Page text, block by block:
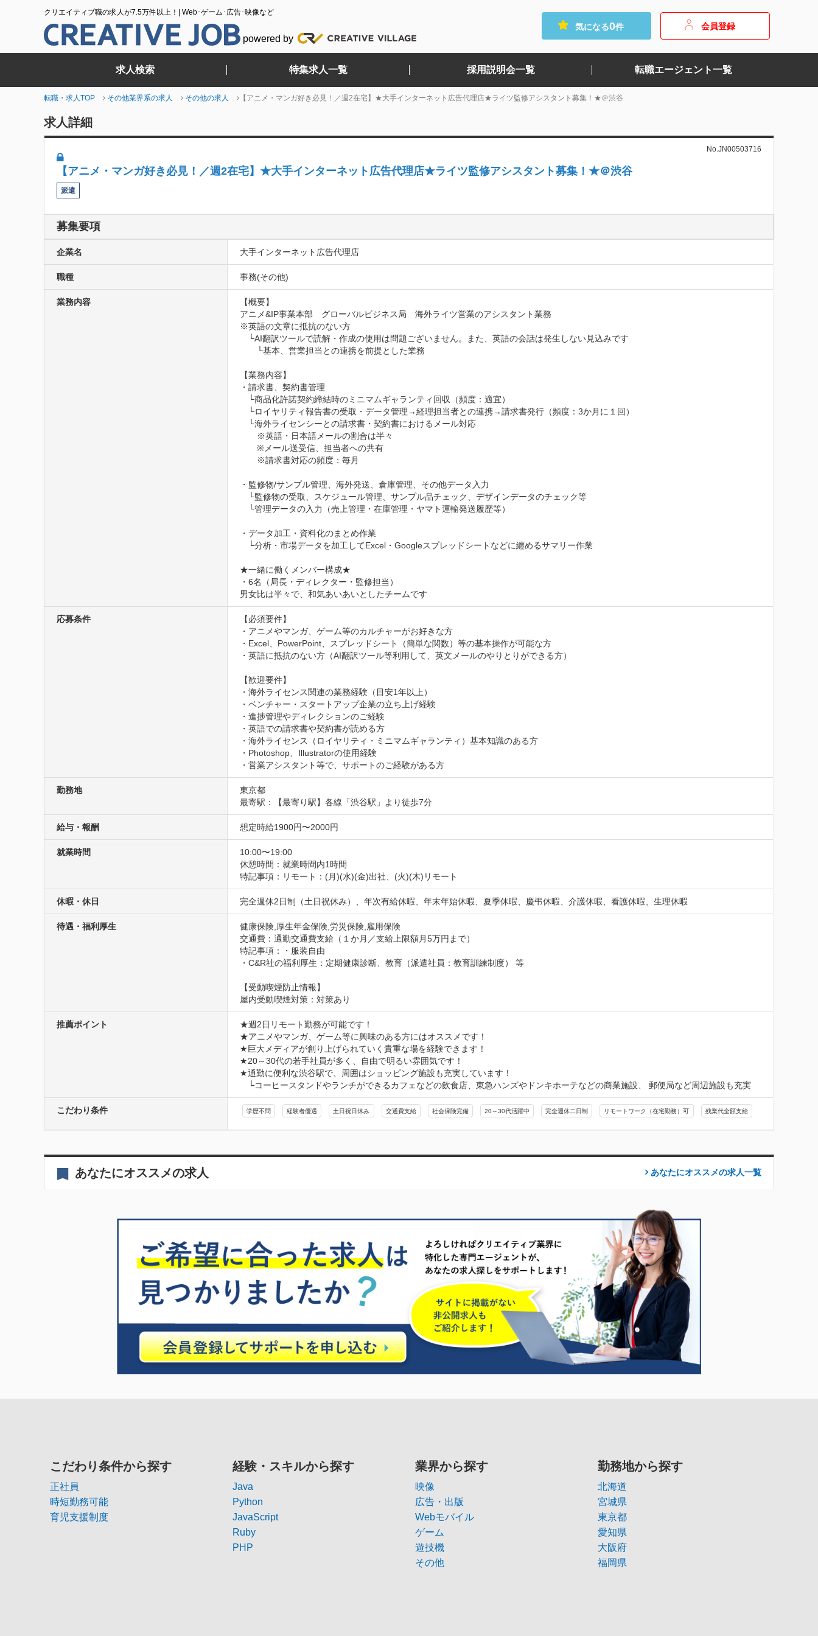
クリエイティブ職の求人が7.5万件以上！| Web･ゲーム･広告･映像など
powered by
気になる0件 会員登録
求人検索 特集求人一覧 採用説明会一覧 転職エージェント一覧
転職・求人TOP その他業界系の求人 その他の求人 【アニメ・マンガ好き必見！／週2在宅】★大手インターネット広告代理店★ライツ監修アシスタント募集！★＠渋谷
求人詳細
【アニメ・マンガ好き必見！／週2在宅】★大手インターネット広告代理店★ライツ監修アシスタント募集！★＠渋谷
No.JN00503716
派遣
募集要項
企業名 大手インターネット広告代理店
職種 事務(その他)
業務内容
【概要】
アニメ&IP事業本部　グローバルビジネス局　海外ライツ営業のアシスタント業務
※英語の文章に抵抗のない方
└AI翻訳ツールで読解・作成の使用は問題ございません。また、英語の会話は発生しない見込みです
└基本、営業担当との連携を前提とした業務
【業務内容】
・請求書、契約書管理
└商品化許諾契約締結時のミニマムギャランティ回収（頻度：適宜）
└ロイヤリティ報告書の受取・データ管理→経理担当者との連携→請求書発行（頻度：3か月に１回）
└海外ライセンシーとの請求書・契約書におけるメール対応
※英語・日本語メールの割合は半々
※メール送受信、担当者への共有
※請求書対応の頻度：毎月
・監修物/サンプル管理、海外発送、倉庫管理、その他データ入力
└監修物の受取、スケジュール管理、サンプル品チェック、デザインデータのチェック等
└管理データの入力（売上管理・在庫管理・ヤマト運輸発送履歴等）
・データ加工・資料化のまとめ作業
└分析・市場データを加工してExcel・Googleスプレッドシートなどに纏めるサマリー作業
★一緒に働くメンバー構成★
・6名（局長・ディレクター・監修担当）
男女比は半々で、和気あいあいとしたチームです
応募条件
【必須要件】
・アニメやマンガ、ゲーム等のカルチャーがお好きな方
・Excel、PowerPoint、スプレッドシート（簡単な関数）等の基本操作が可能な方
・英語に抵抗のない方（AI翻訳ツール等利用して、英文メールのやりとりができる方）
【歓迎要件】
・海外ライセンス関連の業務経験（目安1年以上）
・ベンチャー・スタートアップ企業の立ち上げ経験
・進捗管理やディレクションのご経験
・英語での請求書や契約書が読める方
・海外ライセンス（ロイヤリティ・ミニマムギャランティ）基本知識のある方
・Photoshop、Illustratorの使用経験
・営業アシスタント等で、サポートのご経験がある方
勤務地
東京都
最寄駅：【最寄り駅】各線「渋谷駅」より徒歩7分
給与・報酬 想定時給1900円〜2000円
就業時間
10:00〜19:00
休憩時間：就業時間内1時間
特記事項：リモート：(月)(水)(金)出社、(火)(木)リモート
休暇・休日 完全週休2日制（土日祝休み）、年次有給休暇、年末年始休暇、夏季休暇、慶弔休暇、介護休暇、看護休暇、生理休暇
待遇・福利厚生
健康保険,厚生年金保険,労災保険,雇用保険
交通費：通勤交通費支給（１か月／支給上限額月5万円まで）
特記事項：・服装自由
・C&R社の福利厚生：定期健康診断、教育（派遣社員：教育訓練制度） 等
【受動喫煙防止情報】
屋内受動喫煙対策：対策あり
推薦ポイント
★週2日リモート勤務が可能です！
★アニメやマンガ、ゲーム等に興味のある方にはオススメです！
★巨大メディアが創り上げられていく貴重な場を経験できます！
★20～30代の若手社員が多く、自由で明るい雰囲気です！
★通勤に便利な渋谷駅で、周囲はショッピング施設も充実しています！
└コーヒースタンドやランチができるカフェなどの飲食店、東急ハンズやドンキホーテなどの商業施設、 郵便局など周辺施設も充実
こだわり条件 学歴不問 経験者優遇 土日祝日休み 交通費支給 社会保険完備 20～30代活躍中 完全週休二日制 リモートワーク（在宅勤務）可 残業代全額支給
あなたにオススメの求人 あなたにオススメの求人一覧
こだわり条件から探す
正社員
時短勤務可能
育児支援制度
経験・スキルから探す
Java
Python
JavaScript
Ruby
PHP
業界から探す
映像
広告・出版
Webモバイル
ゲーム
遊技機
その他
勤務地から探す
北海道
宮城県
東京都
愛知県
大阪府
福岡県